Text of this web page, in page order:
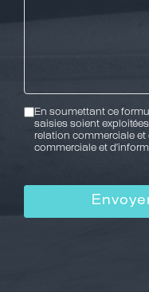
RGPD
En soumettant ce
saisies soient
relation commerciale et
commerciale et